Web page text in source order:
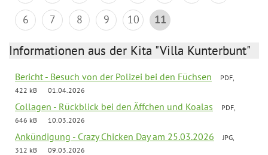
6
7 8 9 10 11
Informationen aus der Kita "Villa Kunterbunt"
Bericht - Besuch von der Polizei bei den Füchsen
PDF,
422 kB
01.04.2026
Collagen - Rückblick bei den Äffchen und Koalas
PDF,
646 kB
10.03.2026
Ankündigung - Crazy Chicken Day am 25.03.2026
JPG,
312 kB
09.03.2026